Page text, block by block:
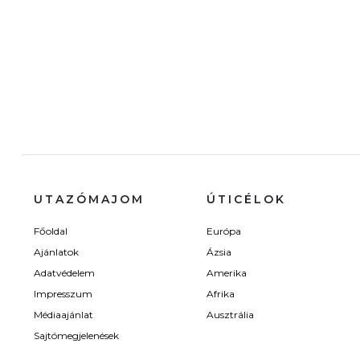
UTAZÓMAJOM
Főoldal
Ajánlatok
Adatvédelem
Impresszum
Médiaajánlat
Sajtómegjelenések
ÚTICÉLOK
Európa
Ázsia
Amerika
Afrika
Ausztrália